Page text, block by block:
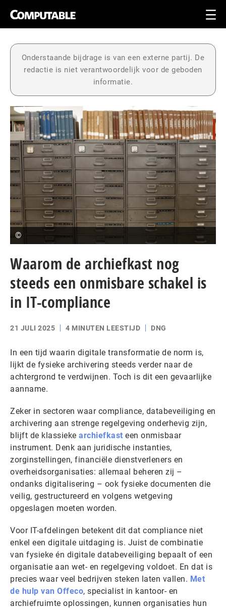
Onderstaande bijdrage is van een externe partij. De
redactie is niet verantwoordelijk voor de geboden
informatie.
©
Waarom de archiefkast nog
steeds een onmisbare schakel is
in IT-compliance
21 JULI 2025 4 MINUTEN LEESTIJD DNG
In een tijd waarin digitale transformatie de norm is,
lijkt de fysieke archivering steeds verder naar de
achtergrond te verdwijnen. Toch is dit een gevaarlijke
aanname.
Zeker in sectoren waar compliance, databeveiliging en
archivering aan strenge regelgeving onderhevig zijn,
blijft de klassieke archiefkast een onmisbaar
instrument. Denk aan juridische instanties,
zorginstellingen, financiële dienstverleners en
overheidsorganisaties: allemaal beheren zij –
ondanks digitalisering – ook fysieke documenten die
veilig, gestructureerd en volgens wetgeving
opgeslagen moeten worden.
Voor IT-afdelingen betekent dit dat compliance niet
enkel een digitale uitdaging is. Juist de combinatie
van fysieke én digitale databeveiliging bepaalt of een
organisatie aan wet- en regelgeving voldoet. En dat is
precies waar veel bedrijven steken laten vallen. Met
de hulp van Offeco, specialist in kantoor- en
archiefruimte oplossingen, kunnen organisaties hun